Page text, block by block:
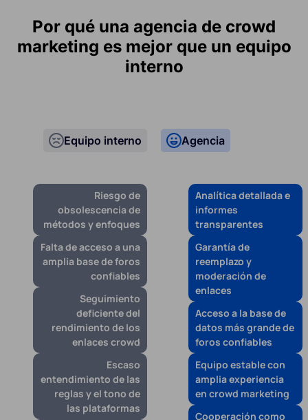
Por qué una agencia de crowd
marketing es mejor que un equipo
interno
Equipo interno
Riesgo de
obsolescencia de
métodos y enfoques
Falta de acceso a una
amplia base de foros
confiables
Seguimiento
deficiente del
rendimiento de los
enlaces crowd
Escaso
entendimiento de las
reglas y el tono de
las plataformas
Agencia
Analítica detallada e
informes
transparentes
Garantía de
reemplazo y
moderación de
enlaces
Acceso a la base de
datos más grande de
foros confiables
Equipo estable con
amplia experiencia
en crowd marketing
Cooperación como